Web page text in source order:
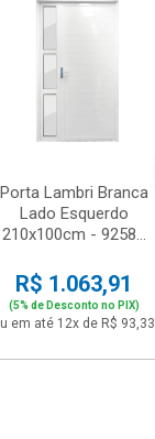
Porta Lambri Branca
Lado Esquerdo
210x100cm - 9258...
R$ 1.063,91
(5% de Desconto no PIX)
em até 12x de R$ 93,33